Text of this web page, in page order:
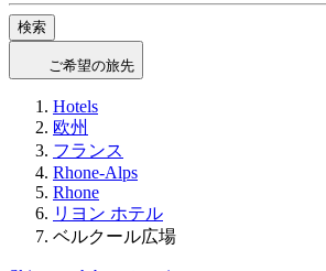
検索
ご希望の旅先
Hotels
欧州
フランス
Rhone-Alps
Rhone
リヨン ホテル
ベルクール広場